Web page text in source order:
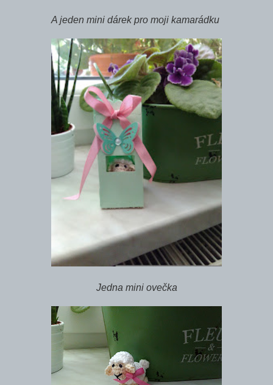
A jeden mini dárek pro moji kamarádku
Jedna mini ovečka